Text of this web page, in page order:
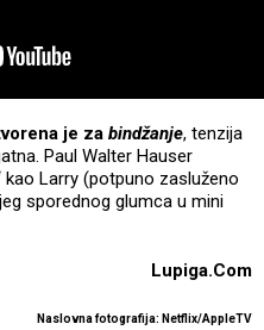
je za bindžanje, tenzija
Paul Walter Hauser
kao Larry (potpuno zasluženo
sporednog glumca u mini
Lupiga.Com
Naslovna fotografija: Netflix/AppleTV